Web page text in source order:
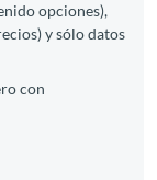
opciones),
y sólo datos
con